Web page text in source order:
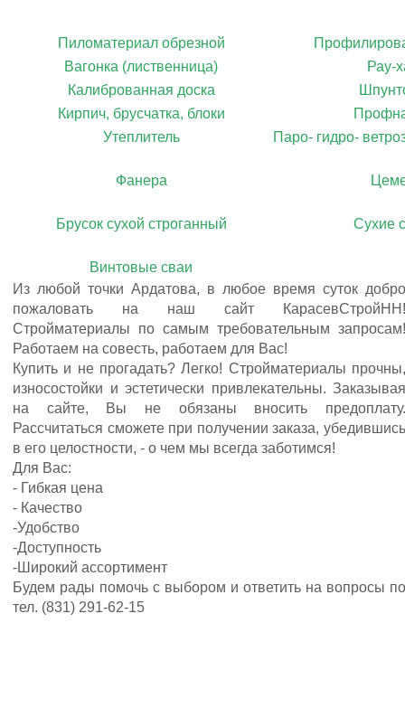
Пиломатериал обрезной
Вагонка (лиственница)
Рау-
Калиброванная доска
Кирпич, брусчатка, блоки
Утеплитель
Паро- гидро-
Фанера
Брусок сухой строганный Сухие
Винтовые сваи
Из любой точки Ардатова, в любое время суток добро
пожаловать на наш сайт КарасевСтройНН!
Стройматериалы по самым требовательным запросам!
Работаем на совесть, работаем для Вас!
Купить и не прогадать? Легко! Стройматериалы прочны,
износостойки и эстетически привлекательны. Заказывая
на сайте, Вы не обязаны вносить предоплату.
Рассчитаться сможете при получении заказа, убедившись
в его целостности, - о чем мы всегда заботимся!
Для Вас:
- Гибкая цена
- Качество
-Удобство
-Доступность
-Широкий ассортимент
Будем рады помочь с выбором и ответить на вопросы по
тел. (831) 291-62-15